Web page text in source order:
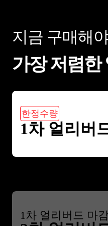
지금 구매해
가장 저렴한
한정수량
1차 얼리버
1 차 얼리버드 마